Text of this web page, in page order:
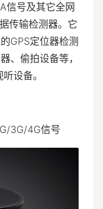
信号及其它全网
传输检测器。它
GPS定位器检测
、偷拍设备等，
设备。
3G/4G信号